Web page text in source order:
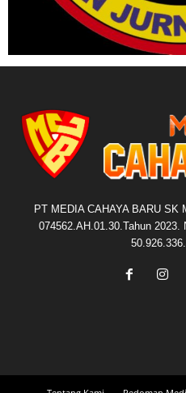
PT MEDIA CAHAYA BARU SK
074562.AH.01.30.Tahun 2023.